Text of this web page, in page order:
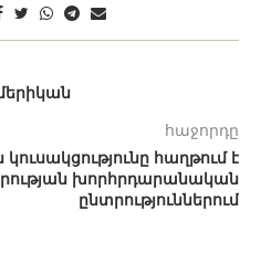
հաջորդը
հաղթում է
խորհրդարանական
ընտրություններում